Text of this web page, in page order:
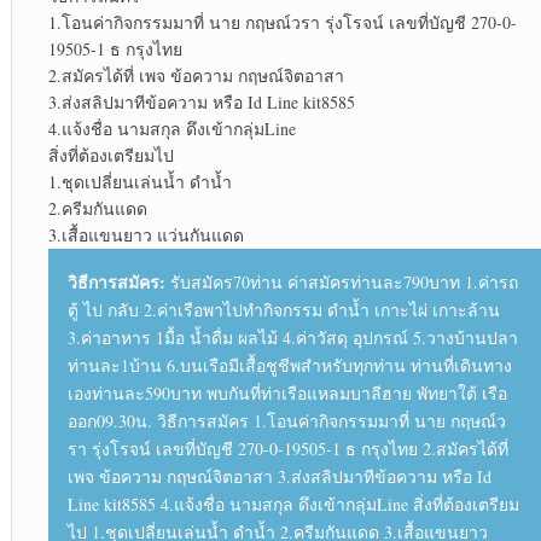
1.โอนค่ากิจกรรมมาที่ นาย กฤษณ์วรา รุ่งโรจน์ เลขที่บัญชี 270-0-
19505-1 ธ กรุงไทย
2.สมัครได้ที่ เพจ ข้อความ กฤษณ์จิตอาสา
3.ส่งสลิปมาทีข้อความ หรือ Id Line kit8585
4.แจ้งชื่อ นามสกุล ดึงเข้ากลุ่มLine
สิ่งที่ต้องเตรียมไป
1.ชุดเปลี่ยนเล่นน้ำ ดำน้ำ
2.ครีมกันแดด
3.เสื้อแขนยาว แว่นกันแดด
วิธีการสมัคร: รับสมัคร70ท่าน ค่าสมัครท่านละ790บาท 1.ค่ารถ
ตู้ ไป กลับ 2.ค่าเรือพาไปทำกิจกรรม ดำน้ำ เกาะไผ่ เกาะล้าน
3.ค่าอาหาร 1มื้อ น้ำดื่ม ผลไม้ 4.ค่าวัสดุ อุปกรณ์ 5.วางบ้านปลา
ท่านละ1บ้าน 6.บนเรือมีเสื้อชูชีพสำหรับทุกท่าน ท่านที่เดินทาง
เองท่านละ590บาท พบกันที่ท่าเรือแหลมบาลีฮาย พัทยาใต้ เรือ
ออก09.30น. วิธีการสมัคร 1.โอนค่ากิจกรรมมาที่ นาย กฤษณ์ว
รา รุ่งโรจน์ เลขที่บัญชี 270-0-19505-1 ธ กรุงไทย 2.สมัครได้ที่
เพจ ข้อความ กฤษณ์จิตอาสา 3.ส่งสลิปมาทีข้อความ หรือ Id
Line kit8585 4.แจ้งชื่อ นามสกุล ดึงเข้ากลุ่มLine สิ่งที่ต้องเตรียม
ไป 1.ชุดเปลี่ยนเล่นน้ำ ดำน้ำ 2.ครีมกันแดด 3.เสื้อแขนยาว